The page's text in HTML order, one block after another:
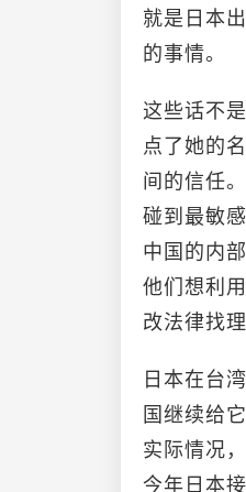
就是日本
的事情。
这些话不
点了她的
间的信任
碰到最敏
中国的内
他们想利
改法律找理
日本在台
国继续给
实际情况
今年日本